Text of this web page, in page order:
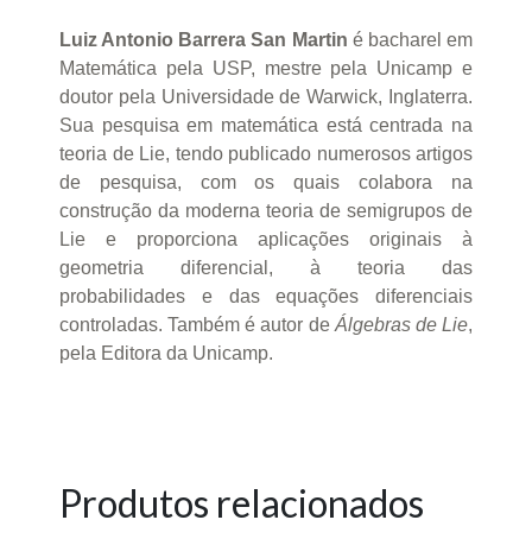
Luiz Antonio Barrera San Martin é bacharel em
Matemática pela USP, mestre pela Unicamp e
doutor pela Universidade de Warwick, Inglaterra.
Sua pesquisa em matemática está centrada na
teoria de Lie, tendo publicado numerosos artigos
de pesquisa, com os quais colabora na
construção da moderna teoria de semigrupos de
Lie e proporciona aplicações originais à
geometria diferencial, à teoria das
probabilidades e das equações diferenciais
controladas. Também é autor de Álgebras de Lie,
pela Editora da Unicamp.
Produtos relacionados